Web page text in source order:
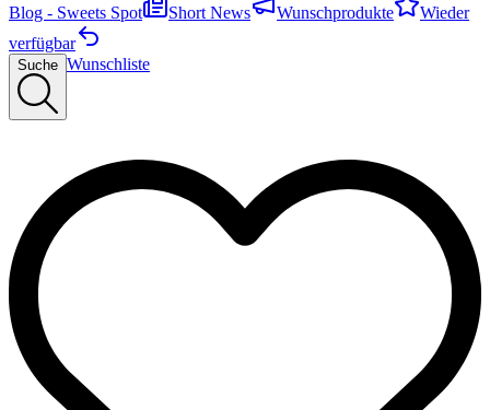
Blog - Sweets Spot
Short News Wunschprodukte
Wieder
verfügbar
Suche Wunschliste